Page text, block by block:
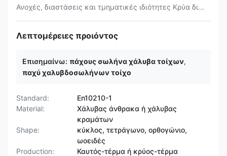
Ανοχές, διαστάσεις και τμηματικές ιδιότητες Κρύα δι...
Λεπτομέρειες προιόντος
Επισημαίνω: πάχους σωλήνα χάλυβα τοίχων,
παχύ χαλυβδοσωλήνων τοίχο
Standard:
En10210-1
Material:
Χάλυβας άνθρακα ή χάλυβας
κραμάτων
Shape:
κύκλος, τετράγωνο, ορθογώνιο,
ωοειδές
Production:
Καυτός-τέρμα ή κρύος-τέρμα